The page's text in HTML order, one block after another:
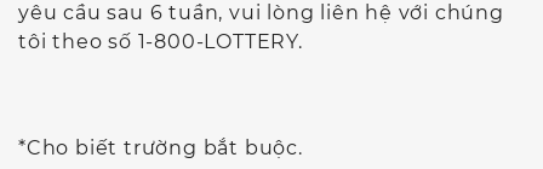
yêu cầu sau 6 tuần, vui lòng liên hệ với chúng
tôi theo số 1-800-LOTTERY.
*Cho biết trường bắt buộc.